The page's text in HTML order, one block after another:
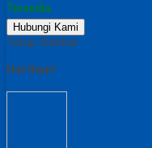
Tersedia
Hubungi Kami
Tutup Sidebar
Hot Item!